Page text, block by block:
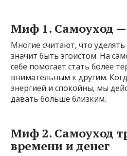
Миф 1. Самоуход —
Многие считают, что
значит быть эгоистом. На
себе помогает стать более
внимательным к другим.
энергией и спокойны, мы
давать больше близким.
Миф 2. Самоуход
времени и денег